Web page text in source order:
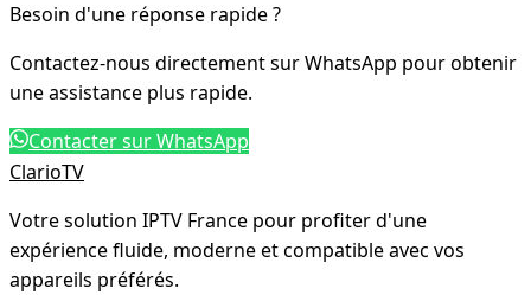
Besoin d'une réponse rapide ?
Contactez-nous directement sur WhatsApp pour obtenir
une assistance plus rapide.
Contacter sur WhatsApp
ClarioTV
Votre solution IPTV France pour profiter d'une
expérience fluide, moderne et compatible avec vos
appareils préférés.